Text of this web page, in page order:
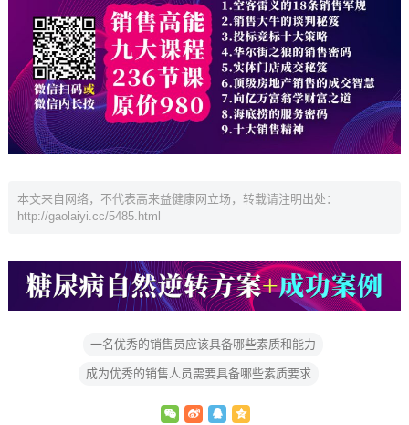
本文来自网络，不代表高来益健康网立场，转载请注明出处：
http://gaolaiyi.cc/5485.html
一名优秀的销售员应该具备哪些素质和能力
成为优秀的销售人员需要具备哪些素质要求